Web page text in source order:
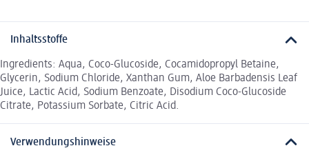
Inhaltsstoffe
Ingredients: Aqua, Coco-Glucoside, Cocamidopropyl Betaine,
Glycerin, Sodium Chloride, Xanthan Gum, Aloe Barbadensis Leaf
Juice, Lactic Acid, Sodium Benzoate, Disodium Coco-Glucoside
Citrate, Potassium Sorbate, Citric Acid.
Verwendungshinweise